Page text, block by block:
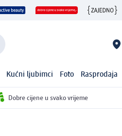
Kućni ljubimci Foto Rasprodaja
Dobre cijene u svako vrijeme